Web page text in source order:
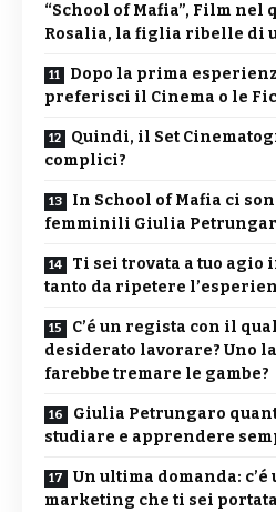
“School of Mafia”, Film
Rosalia, la figlia ribelle di
Dopo la prima
preferisci il Cinema o le
Quindi, il Set
complici?
In School of Mafia ci
femminili Giulia
Ti sei trovata a tuo agio
tanto da ripetere
C’é un regista con il
desiderato lavorare? Uno
farebbe tremare le gambe?
Giulia Petrungaro
studiare e apprendere
Un ultima domanda: c’é
marketing che ti sei